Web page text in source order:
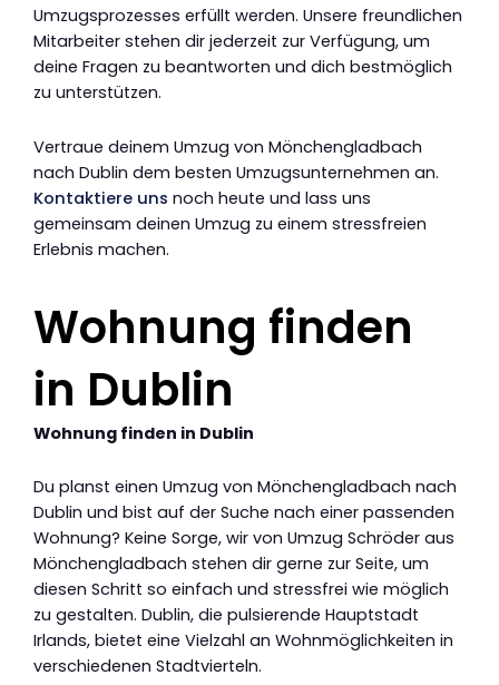
Umzugsprozesses erfüllt werden. Unsere freundlichen
Mitarbeiter stehen dir jederzeit zur Verfügung, um
deine Fragen zu beantworten und dich bestmöglich
zu unterstützen.
Vertraue deinem Umzug von Mönchengladbach
nach Dublin dem besten Umzugsunternehmen an.
Kontaktiere uns noch heute und lass uns
gemeinsam deinen Umzug zu einem stressfreien
Erlebnis machen.
Wohnung finden
in Dublin
Wohnung finden in Dublin
Du planst einen Umzug von Mönchengladbach nach
Dublin und bist auf der Suche nach einer passenden
Wohnung? Keine Sorge, wir von Umzug Schröder aus
Mönchengladbach stehen dir gerne zur Seite, um
diesen Schritt so einfach und stressfrei wie möglich
zu gestalten. Dublin, die pulsierende Hauptstadt
Irlands, bietet eine Vielzahl an Wohnmöglichkeiten in
verschiedenen Stadtvierteln.